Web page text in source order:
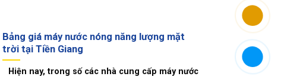
Bảng giá máy nước nóng năng lượng mặt
trời tại Tiền Giang
Hiện nay, trong số các nhà cung cấp máy nước